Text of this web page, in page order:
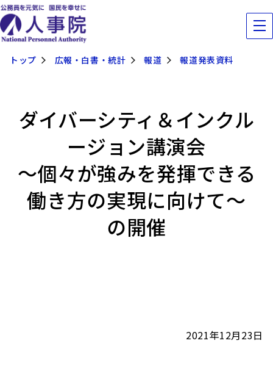
トップ 広報・白書・統計 報道 報道発表資料
ダイバーシティ＆インクル
ージョン講演会
～個々が強みを発揮できる
働き方の実現に向けて～
の開催
2021年12月23日